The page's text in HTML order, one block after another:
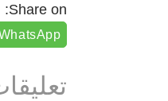
Share on: